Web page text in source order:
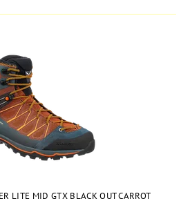
LITE MID GTX BLACK OUT CARROT